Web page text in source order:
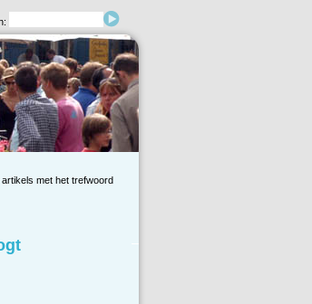
artikels met het trefwoord